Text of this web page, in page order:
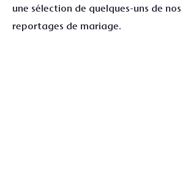
une sélection de quelques-uns de nos
reportages de mariage.